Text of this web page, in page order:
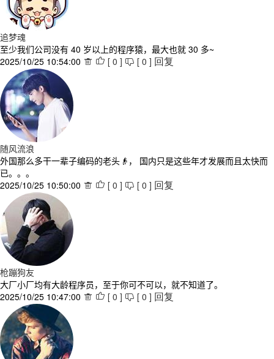
追梦魂
至少我们公司没有 40 岁以上的程序猿，最大也就 30 多~
2025/10/25 10:54:00   [ 0 ]  [ 0 ] 回复
随风流浪
外国那么多干一辈子编码的老头👴， 国内只是这些年才发展而且太快而
已。。。
2025/10/25 10:50:00   [ 0 ]  [ 0 ] 回复
枪蹦狗友
大厂小厂均有大龄程序员，至于你可不可以，就不知道了。
2025/10/25 10:47:00   [ 0 ]  [ 0 ] 回复